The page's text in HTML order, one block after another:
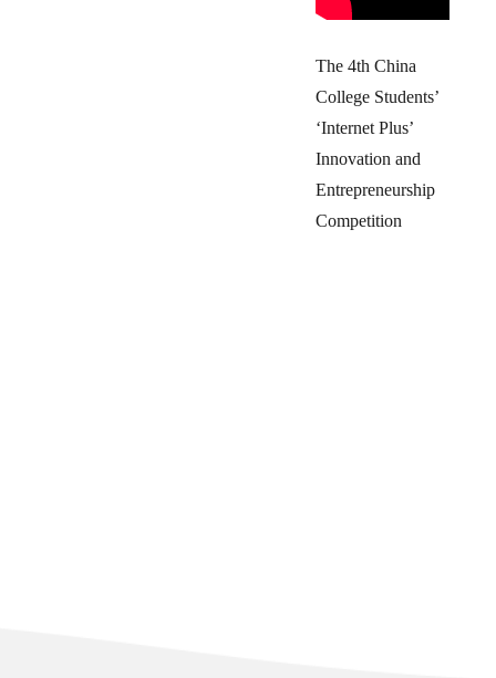
The 4th China
College Students’
‘Internet Plus’
Innovation and
Entrepreneurship
Competition